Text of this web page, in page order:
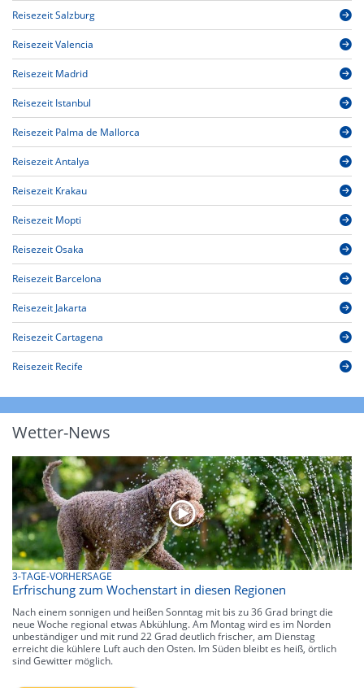
Reisezeit Salzburg
Reisezeit Valencia
Reisezeit Madrid
Reisezeit Istanbul
Reisezeit Palma de Mallorca
Reisezeit Antalya
Reisezeit Krakau
Reisezeit Mopti
Reisezeit Osaka
Reisezeit Barcelona
Reisezeit Jakarta
Reisezeit Cartagena
Reisezeit Recife
Wetter-News
3-TAGE-VORHERSAGE
Erfrischung zum Wochenstart in diesen Regionen
Nach einem sonnigen und heißen Sonntag mit bis zu 36 Grad bringt die
neue Woche regional etwas Abkühlung. Am Montag wird es im Norden
unbeständiger und mit rund 22 Grad deutlich frischer, am Dienstag
erreicht die kühlere Luft auch den Osten. Im Süden bleibt es heiß, örtlich
sind Gewitter möglich.